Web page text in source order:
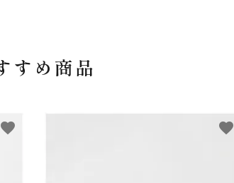
すめ商品
favorite favorite